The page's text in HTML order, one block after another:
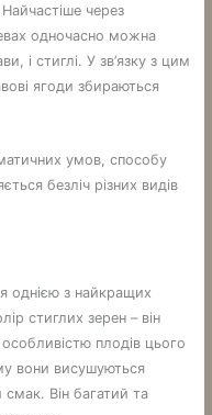
через
одночасно можна
і стиглі. У зв’язку з цим
ягоди збираються
умов, способу
безліч різних видів
однією з найкращих
стиглих зерен – він
плодів цього
вони висушуються
Він багатий та